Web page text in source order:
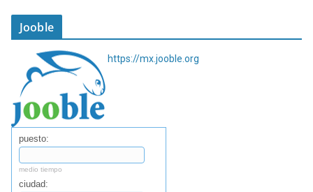
Jooble
https://mx.jooble.org
puesto:
medio tiempo
ciudad: